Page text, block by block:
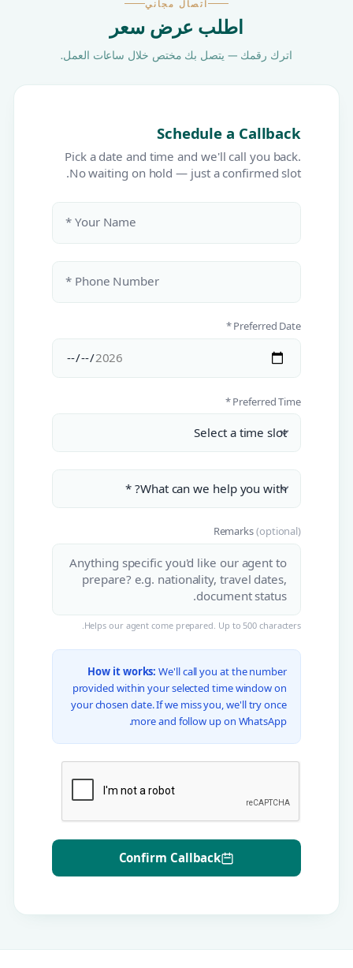
اتصال مجاني
اطلب عرض سعر
اترك رقمك — يتصل بك مختص خلال ساعات العمل.
Schedule a Callback
Pick a date and time and we'll call you back.
No waiting on hold — just a confirmed slot.
Your Name *
Phone Number *
Preferred Date *
Preferred Time *
Remarks(optional)
Helps our agent come prepared. Up to 500 characters.
How it works: We'll call you at the number
provided within your selected time window on
your chosen date. If we miss you, we'll try once
more and follow up on WhatsApp.
Confirm Callback